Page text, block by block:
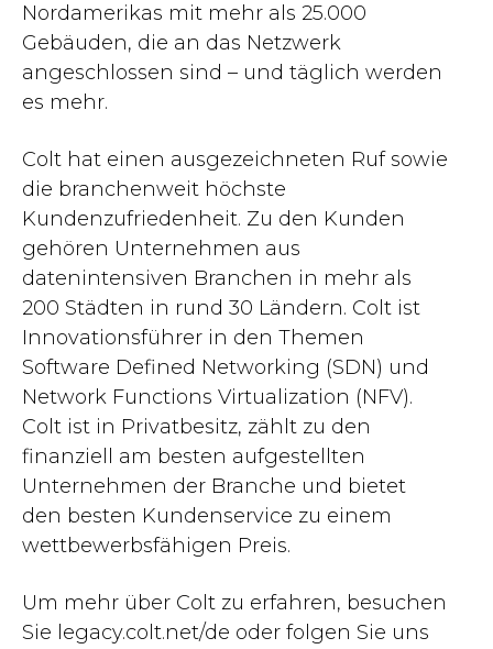
Nordamerikas mit mehr als 25.000
Gebäuden, die an das Netzwerk
angeschlossen sind – und täglich werden
es mehr.
Colt hat einen ausgezeichneten Ruf sowie
die branchenweit höchste
Kundenzufriedenheit. Zu den Kunden
gehören Unternehmen aus
datenintensiven Branchen in mehr als
200 Städten in rund 30 Ländern. Colt ist
Innovationsführer in den Themen
Software Defined Networking (SDN) und
Network Functions Virtualization (NFV).
Colt ist in Privatbesitz, zählt zu den
finanziell am besten aufgestellten
Unternehmen der Branche und bietet
den besten Kundenservice zu einem
wettbewerbsfähigen Preis.
Um mehr über Colt zu erfahren, besuchen
Sie legacy.colt.net/de oder folgen Sie uns